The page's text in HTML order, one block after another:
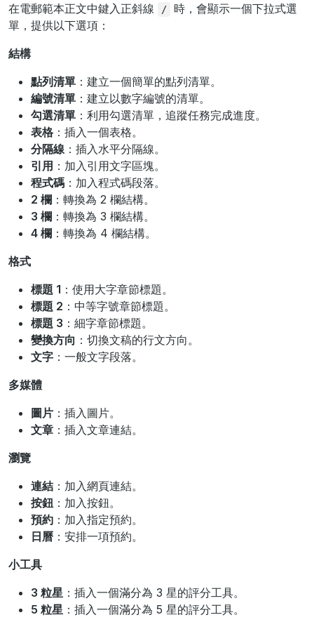
在電郵範本正文中鍵入正斜線
/
時，會顯示一個下拉式選
單，提供以下選項：
結構
點列清單 ：建立一個簡單的點列清單。
編號清單 ：建立以數字編號的清單。
勾選清單 ：利用勾選清單，追蹤任務完成進度。
表格 ：插入一個表格。
分隔線 ：插入水平分隔線。
引用 ：加入引用文字區塊。
程式碼 ：加入程式碼段落。
2 欄 ：轉換為 2 欄結構。
3 欄 ：轉換為 3 欄結構。
4 欄 ：轉換為 4 欄結構。
格式
標題 1 ：使用大字章節標題。
標題 2 ：中等字號章節標題。
標題 3 ：細字章節標題。
變換方向 ：切換文稿的行文方向。
文字 ：一般文字段落。
多媒體
圖片 ：插入圖片。
文章 ：插入文章連結。
瀏覽
連結 ：加入網頁連結。
按鈕 ：加入按鈕。
預約 ：加入指定預約。
日曆 ：安排一項預約。
小工具
3 粒星 ：插入一個滿分為 3 星的評分工具。
5 粒星 ：插入一個滿分為 5 星的評分工具。